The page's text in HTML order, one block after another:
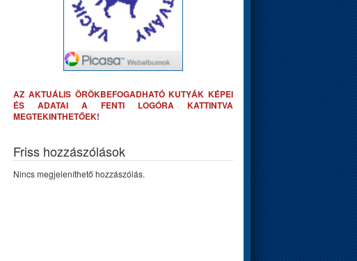
AZ AKTUÁLIS ÖRÖKBEFOGADHATÓ KUTYÁK KÉPEI
ÉS ADATAI A FENTI LOGÓRA KATTINTVA
MEGTEKINTHETŐEK!
Friss hozzászólások
Nincs megjeleníthető hozzászólás.